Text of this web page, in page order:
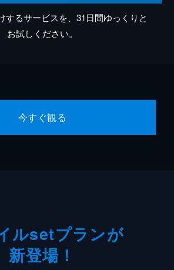
するサービスを、31日間ゆっくりと
お試しください。
今すぐ観る
ルsetプランが
新登場！